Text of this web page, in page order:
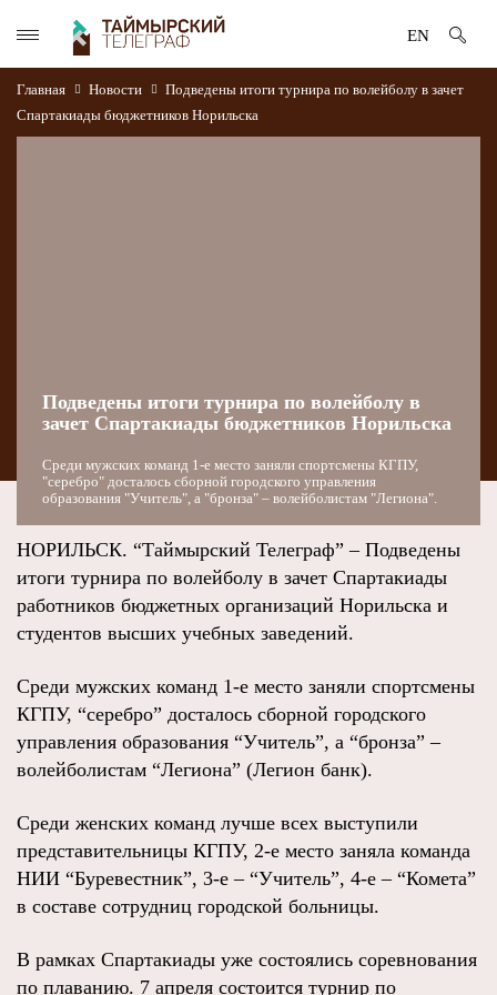
EN
Главная Новости
Подведены итоги турнира по волейболу в зачет
Спартакиады бюджетников Норильска
Подведены итоги турнира по волейболу в
зачет Спартакиады бюджетников Норильска
Среди мужских команд 1-е место заняли спортсмены КГПУ,
"серебро" досталось сборной городского управления
образования "Учитель", а "бронза" – волейболистам "Легиона".
НОРИЛЬСК. “Таймырский Телеграф” – Подведены
итоги турнира по волейболу в зачет Спартакиады
работников бюджетных организаций Норильска и
студентов высших учебных заведений.
Среди мужских команд 1-е место заняли спортсмены
КГПУ, “серебро” досталось сборной городского
управления образования “Учитель”, а “бронза” –
волейболистам “Легиона” (Легион банк).
Среди женских команд лучше всех выступили
представительницы КГПУ, 2-е место заняла команда
НИИ “Буревестник”, 3-е – “Учитель”, 4-е – “Комета”
в составе сотрудниц городской больницы.
В рамках Спартакиады уже состоялись соревнования
по плаванию. 7 апреля состоится турнир по